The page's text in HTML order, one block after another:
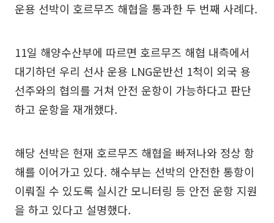
운용 선박이 호르무즈 해협을 통과한 두 번째 사례다.
11일 해양수산부에 따르면 호르무즈 해협 내측에서
대기하던 우리 선사 운용 LNG운반선 1척이 외국 용
선주와의 협의를 거쳐 안전 운항이 가능하다고 판단
하고 운항을 재개했다.
해당 선박은 현재 호르무즈 해협을 빠져나와 정상 항
해를 이어가고 있다. 해수부는 선박의 안전한 통항이
이뤄질 수 있도록 실시간 모니터링 등 안전 운항 지원
을 하고 있다고 설명했다.